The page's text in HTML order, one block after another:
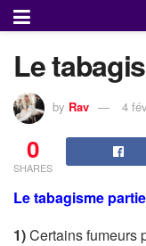
Le
by Rav 4
0
SHARES
Le tabagisme
1)Certains fumeurs